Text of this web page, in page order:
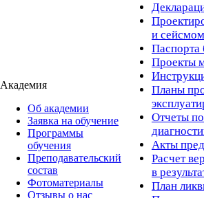
Академия
Об академии
Заявка на обучение
Программы
обучения
Преподавательский
состав
Фотоматериалы
Отзывы о нас
и
Паспорта
Проекты
Планы
Отчеты по
Акты
Расчет
в
План